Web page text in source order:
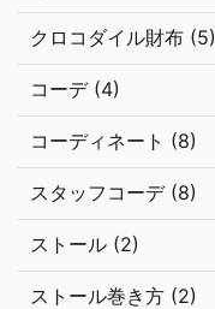
クロコダイル財布 (5)
コーデ (4)
コーディネート (8)
スタッフコーデ (8)
ストール (2)
ストール巻き方 (2)